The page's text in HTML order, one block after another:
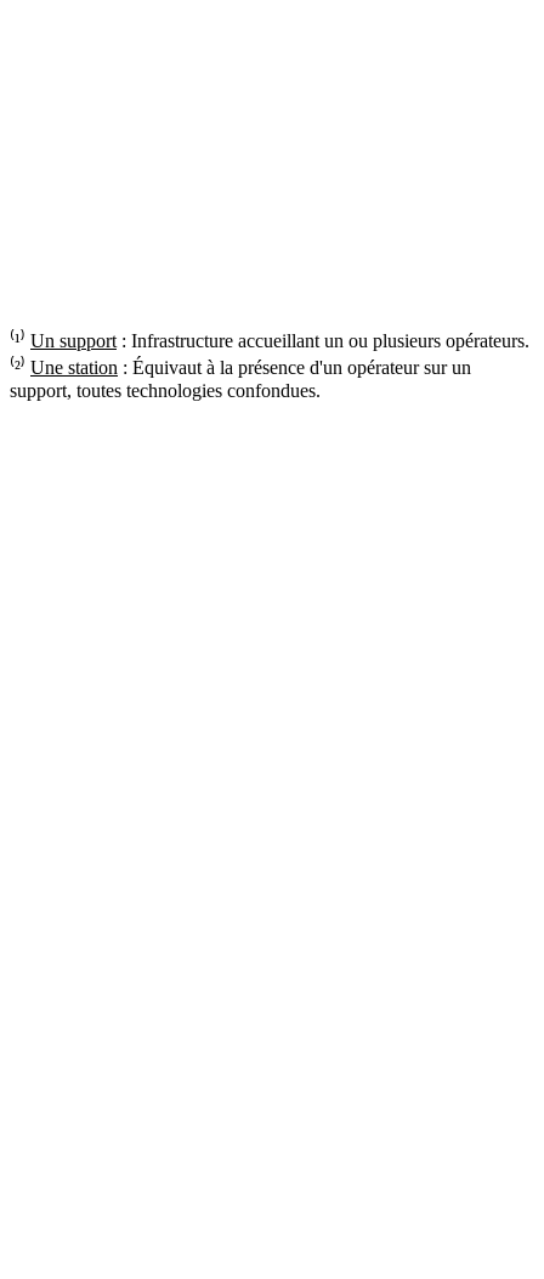
⁽¹⁾ Un support : Infrastructure accueillant un ou plusieurs opérateurs.
⁽²⁾ Une station : Équivaut à la présence d'un opérateur sur un
support, toutes technologies confondues.